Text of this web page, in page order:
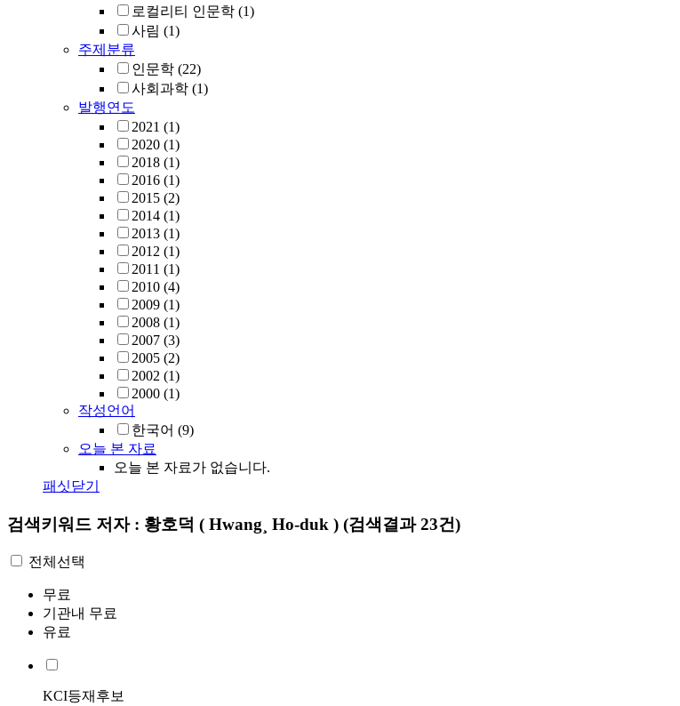
로컬리티 인문학 (1)
사림 (1)
주제분류
인문학 (22)
사회과학 (1)
발행연도
2021 (1)
2020 (1)
2018 (1)
2016 (1)
2015 (2)
2014 (1)
2013 (1)
2012 (1)
2011 (1)
2010 (4)
2009 (1)
2008 (1)
2007 (3)
2005 (2)
2002 (1)
2000 (1)
작성언어
한국어 (9)
오늘 본 자료
오늘 본 자료가 없습니다.
패싯닫기
검색키워드 저자 : 황호덕 ( Hwang¸ Ho-duk ) (검색결과 23건)
전체선택
무료
기관내 무료
유료
KCI등재후보